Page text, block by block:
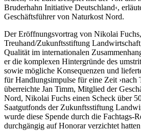
Bruderhahn Initiative Deutschland‹,
Geschäftsführer von Naturkost Nord.
Der Eröffnungsvortrag von Nikolai
Treuhand/Zukunftsstiftung
Qualität im internationalen
er die komplexen Hintergründe des
sowie mögliche Konsequenzen und
für Handlungsimpulse für eine Zeit ›nach
überreichte Jan Timm, Mitglied der
Nord, Nikolai Fuchs einen Scheck über
Saatgutfonds der Zukunftsstiftung
wurde diese Spende durch die Fachtags-
durchgängig auf Honorar verzichtet